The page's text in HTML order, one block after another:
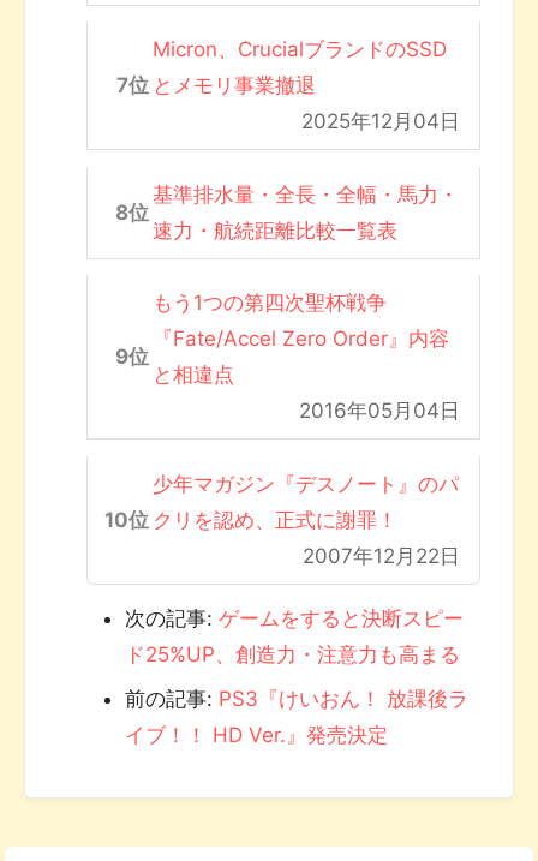
Micron、CrucialブランドのSSD
とメモリ事業撤退
2025年12月04日
基準排水量・全長・全幅・馬力・
速力・航続距離比較一覧表
もう1つの第四次聖杯戦争
『Fate/Accel Zero Order』内容
と相違点
2016年05月04日
少年マガジン『デスノート』のパ
クリを認め、正式に謝罪！
2007年12月22日
次の記事: ゲームをすると決断スピー
ド25%UP、創造力・注意力も高まる
前の記事: PS3『けいおん！ 放課後ラ
イブ！！ HD Ver.』発売決定